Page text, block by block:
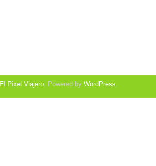
El Pixel Viajero. Powered by WordPress.